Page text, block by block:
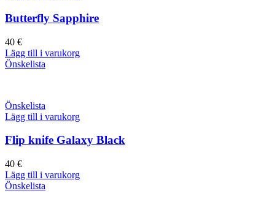
Butterfly Sapphire
40 €
Lägg till i varukorg
Önskelista
Önskelista
Lägg till i varukorg
Flip knife Galaxy Black
40 €
Lägg till i varukorg
Önskelista